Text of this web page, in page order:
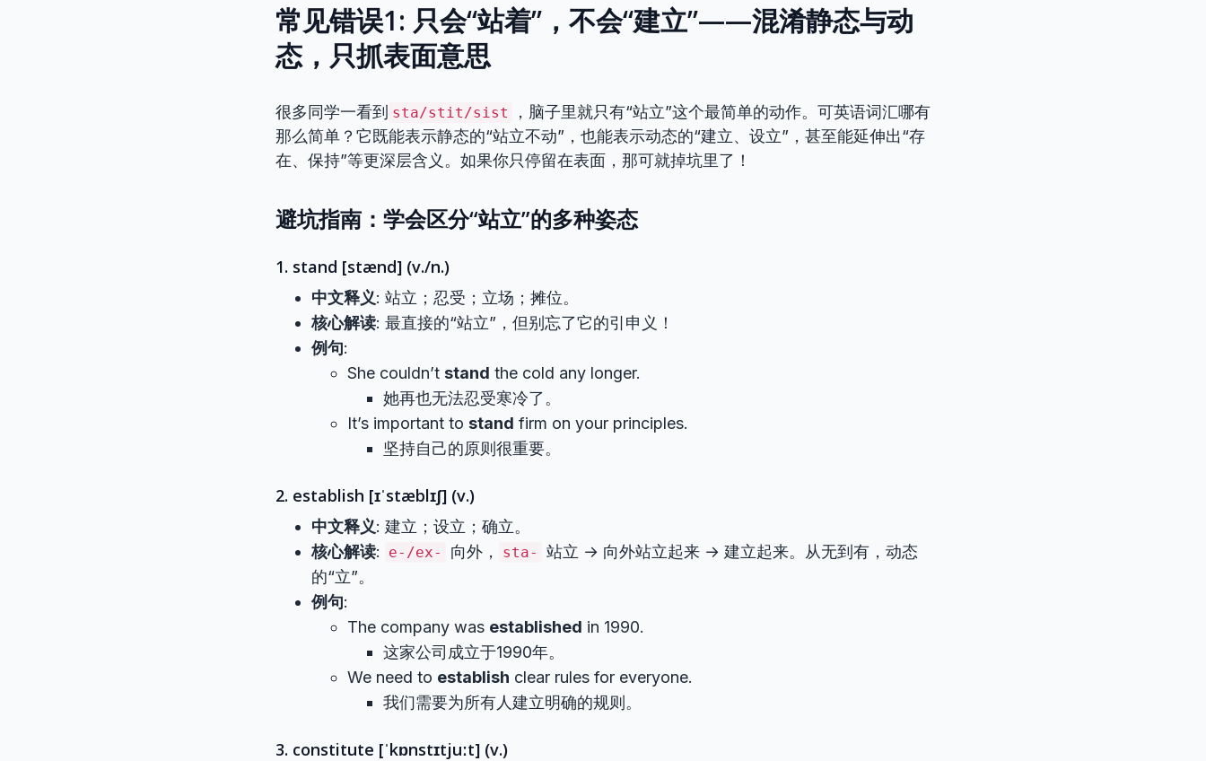
常见错误1: 只会“站着”，不会“建立”——混淆静态与动
态，只抓表面意思
很多同学一看到 sta/stit/sist
，脑子里就只有“站立”这个最简单的动作。可英语词汇哪有
那么简单？它既能表示静态的“站立不动”，也能表示动态的“建立、设立”，甚至能延伸出“存
在、保持”等更深层含义。如果你只停留在表面，那可就掉坑里了！
避坑指南：学会区分“站立”的多种姿态
1. stand [stænd] (v./n.)
中文释义: 站立；忍受；立场；摊位。
核心解读: 最直接的“站立”，但别忘了它的引申义！
例句:
She couldn’t stand the cold any longer.
她再也无法忍受寒冷了。
It’s important to stand firm on your principles.
坚持自己的原则很重要。
2. establish [ɪˈstæblɪʃ] (v.)
中文释义: 建立；设立；确立。
核心解读: e-/ex- 向外， sta-
站立 → 向外站立起来 → 建立起来。从无到有，动态
的“立”。
例句:
The company was established in 1990.
这家公司成立于1990年。
We need to establish clear rules for everyone.
我们需要为所有人建立明确的规则。
3. constitute [ˈkɒnstɪtjuːt] (v.)